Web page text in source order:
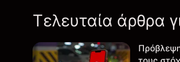
Τελευταία άρθρα